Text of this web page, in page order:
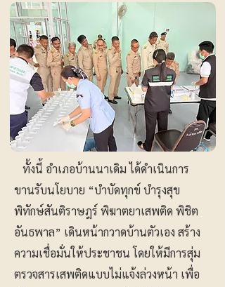
ทั้งนี้ อำเภอบ้านนาเดิม ได้ดำเนินการ
ขานรับนโยบาย “บำบัดทุกข์ บำรุงสุข
พิทักษ์สันติราษฎร์ พิฆาตยาเสพติด พิชิต
อันธพาล” เดินหน้ากวาดบ้านตัวเอง สร้าง
ความเชื่อมั่นให้ประชาชน โดยให้มีการสุ่ม
ตรวจสารเสพติดแบบไม่แจ้งล่วงหน้า เพื่อ